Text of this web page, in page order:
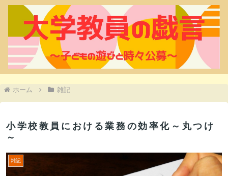
ホーム 雑記
小学校教員における業務の効率化～丸つけ
～
雑記